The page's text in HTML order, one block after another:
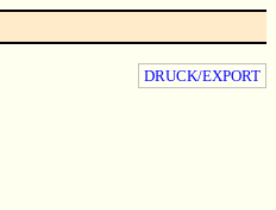
DRUCK/EXPORT